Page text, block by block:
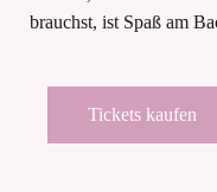
brauchst, ist Spaß am
Tickets kaufen